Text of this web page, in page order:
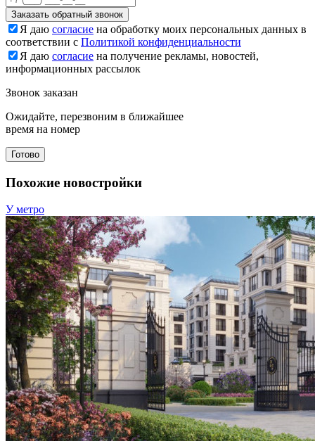
Заказать обратный звонок
Я даю согласие на обработку моих персональных данных в
соответствии с Политикой конфиденциальности
Я даю согласие на получение рекламы, новостей,
информационных рассылок
Звонок заказан
Ожидайте, перезвоним в ближайшее
время на номер
Готово
Похожие новостройки
У метро